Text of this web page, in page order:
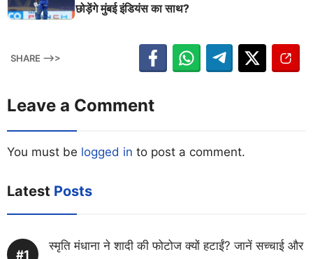
छोड़ेंगे मुंबई इंडियंस का साथ?
SHARE -->>
Leave a Comment
You must be logged in to post a comment.
Latest Posts
स्मृति मंधाना ने शादी की फोटोज क्यों हटाईं? जानें सच्चाई और